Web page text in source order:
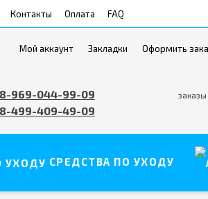
Контакты Оплата FAQ
Мой аккаунт Закладки Оформить
8-969-044-99-09
8-499-409-49-09
СРЕДСТВА ПО УХОДУ